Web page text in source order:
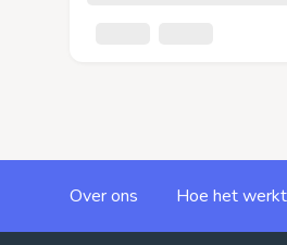
Over ons Hoe het werkt